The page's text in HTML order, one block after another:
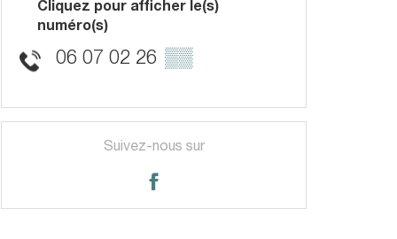
Cliquez pour afficher le(s)
numéro(s)
06 07 02 26 ▒▒
Suivez-nous sur